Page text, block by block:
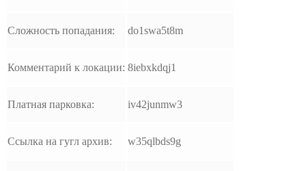
Сложность попадания: do1swa5t8m
Комментарий к локации: 8iebxkdqj1
Платная парковка: iv42junmw3
Ссылка на гугл архив: w35qlbds9g